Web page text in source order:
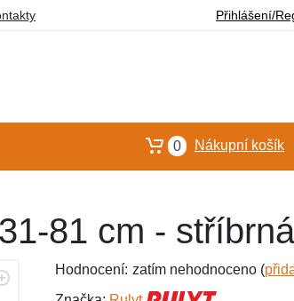
Přihlášení/
0 Nákupní košík
81 cm - stříbrná
Hodnocení: zatím nehodnoceno (